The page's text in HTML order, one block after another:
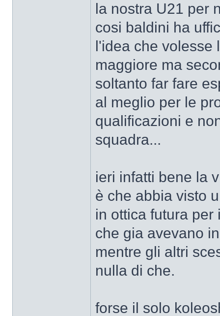
la nostra U21 per
cosi baldini ha
l'idea che volesse
maggiore ma
soltanto far fare
al meglio per le
qualificazioni e
squadra...
ieri infatti bene la
è che abbia visto
in ottica futura
che gia avevano
mentre gli altri
nulla di che.
forse il solo